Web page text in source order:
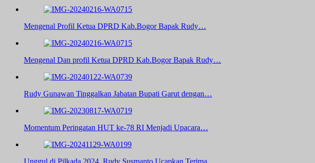
Mengenal Profil Ketua DPRD Kab.Bogor Bapak Rudy…
Mengenal Dan profil Ketua DPRD Kab.Bogor Bapak Rudy…
Rudy Gunawan Tinggalkan Jabatan Bupati Garut dengan…
Momentum Peringatan HUT ke-78 RI Menjadi Upacara…